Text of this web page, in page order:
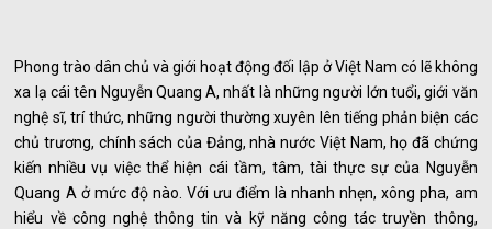
Phong trào dân chủ và giới hoạt động đối lập ở Việt Nam có lẽ không
xa lạ cái tên Nguyễn Quang A, nhất là những người lớn tuổi, giới văn
nghệ sĩ, trí thức, những người thường xuyên lên tiếng phản biện các
chủ trương, chính sách của Đảng, nhà nước Việt Nam, họ đã chứng
kiến nhiều vụ việc thể hiện cái tầm, tâm, tài thực sự của Nguyễn
Quang A ở mức độ nào. Với ưu điểm là nhanh nhẹn, xông pha, am
hiểu về công nghệ thông tin và kỹ năng công tác truyền thông,